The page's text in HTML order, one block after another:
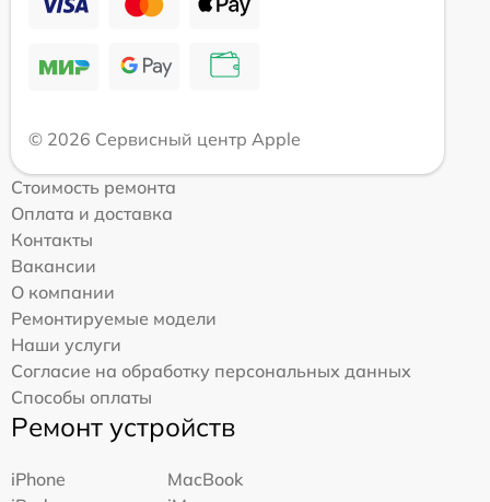
© 2026 Сервисный центр Apple
Стоимость ремонта
Оплата и доставка
Контакты
Вакансии
О компании
Ремонтируемые модели
Наши услуги
Согласие на обработку персональных данных
Способы оплаты
Ремонт устройств
iPhone
MacBook